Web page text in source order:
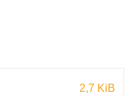
2,7 KiB